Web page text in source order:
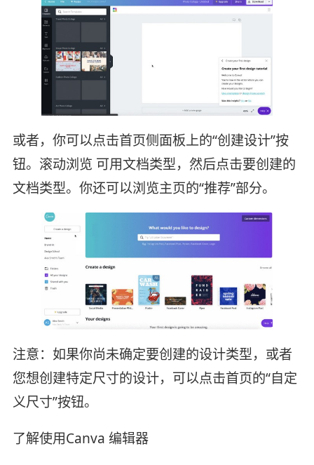
或者，你可以点击首页侧面板上的“创建设计”按
钮。滚动浏览 可用文档类型，然后点击要创建的
文档类型。你还可以浏览主页的“推荐”部分。
注意：如果你尚未确定要创建的设计类型，或者
您想创建特定尺寸的设计，可以点击首页的“自定
义尺寸”按钮。
了解使用Canva 编辑器